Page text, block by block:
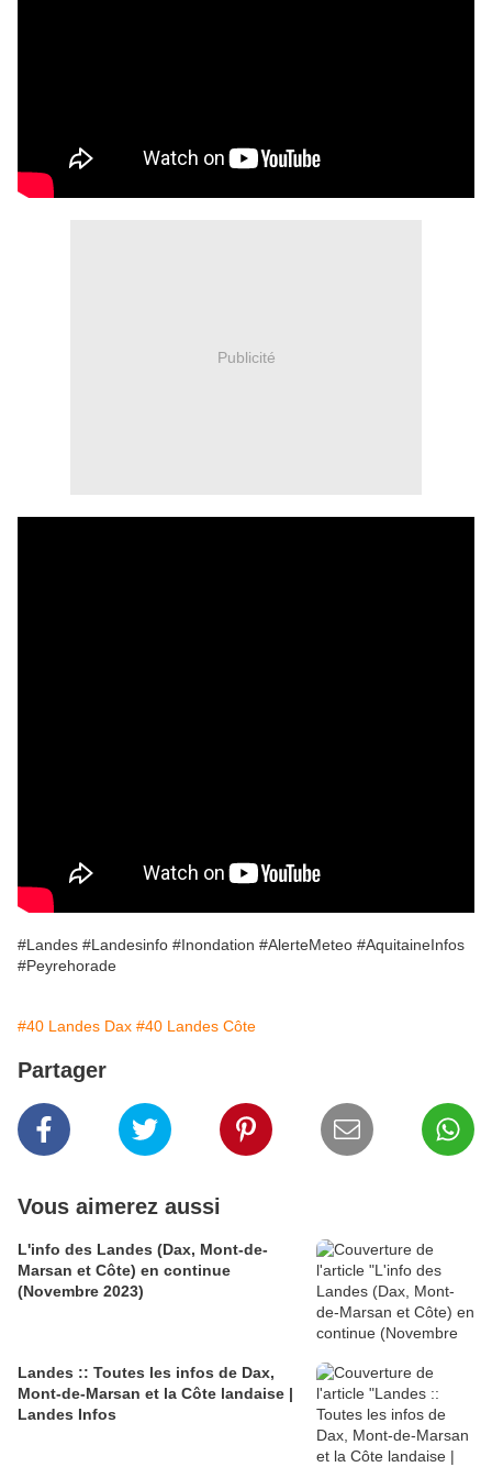
Publicité
#Landes #Landesinfo #Inondation #AlerteMeteo #AquitaineInfos
#Peyrehorade
#40 Landes Dax #40 Landes Côte
Partager
Vous aimerez aussi
L'info des Landes (Dax, Mont-de-
Marsan et Côte) en continue
(Novembre 2023)
Landes :: Toutes les infos de Dax,
Mont-de-Marsan et la Côte landaise |
Landes Infos